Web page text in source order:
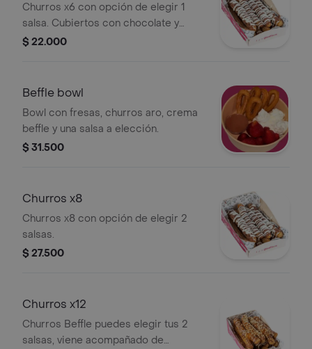
Churros x6 con opción de elegir 1
salsa. Cubiertos con chocolate y
decorados con líneas de chocolate
$ 22.000
Beffle bowl
Bowl con fresas, churros aro, crema
beffle y una salsa a elección.
$ 31.500
Churros x8
Churros x8 con opción de elegir 2
salsas.
$ 27.500
Churros x12
Churros Beffle puedes elegir tus 2
salsas, viene acompañado de